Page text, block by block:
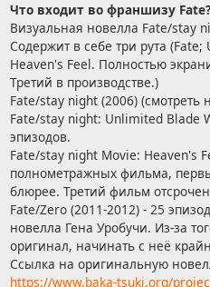
Что входит во франшизу Fate?
Визуальная новелла Fate/stay
Содержит в себе три рута
Heaven's Feel. Полностью
Третий в производстве.)
Fate/stay night (2006) (смотреть
Fate/stay night: Unlimited Blade
эпизодов.
Fate/stay night Movie: Heaven's
полнометражных фильма,
блюрее. Третий фильм
Fate/Zero (2011-2012) - 25
новелла Гена Уробучи. Из-за
оригинал, начинать с неё
Ссылка на оригинальную
https://www.baka-tsuki.org/